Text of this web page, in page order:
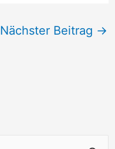
Nächster Beitrag →